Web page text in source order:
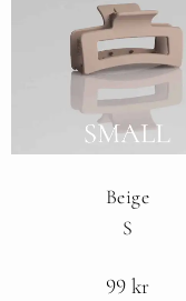
Beige
S
99 kr